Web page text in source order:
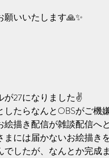
いいたします🙏✨️
が27になりました✌️
たらなんとOBSがご機
描き配信が雑談配信へ
には届かないお絵描き
したが、なんとか完成